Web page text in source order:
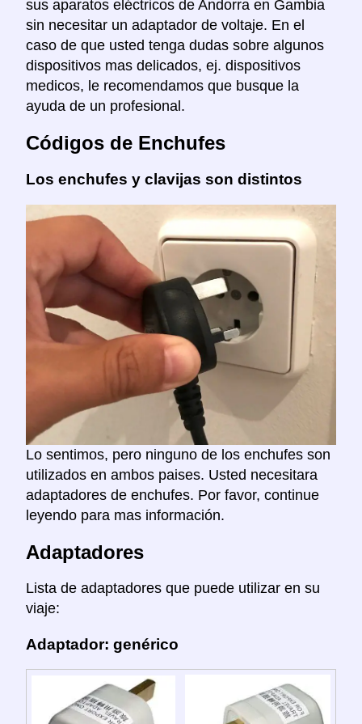
sus aparatos eléctricos de Andorra en Gambia
sin necesitar un adaptador de voltaje. En el
caso de que usted tenga dudas sobre algunos
dispositivos mas delicados, ej. dispositivos
medicos, le recomendamos que busque la
ayuda de un profesional.
Códigos de Enchufes
Los enchufes y clavijas son distintos
Lo sentimos, pero ninguno de los enchufes son
utilizados en ambos paises. Usted necesitara
adaptadores de enchufes. Por favor, continue
leyendo para mas información.
Adaptadores
Lista de adaptadores que puede utilizar en su
viaje:
Adaptador: genérico